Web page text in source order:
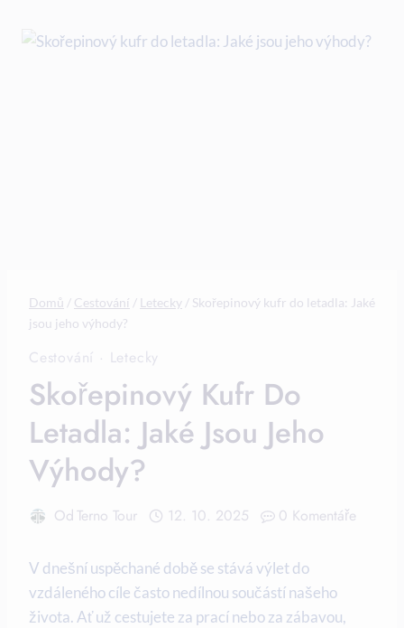
Domů / Cestování / Letecky / Skořepinový kufr do letadla: Jaké
jsou jeho výhody?
Cestování · Letecky
Skořepinový Kufr Do
Letadla: Jaké Jsou Jeho
Výhody?
OdTerno Tour 12. 10. 2025 0 Komentáře
V dnešní uspěchané době se stává výlet do
vzdáleného cíle často nedílnou součástí našeho
života. Ať už cestujete za prací nebo za zábavou,